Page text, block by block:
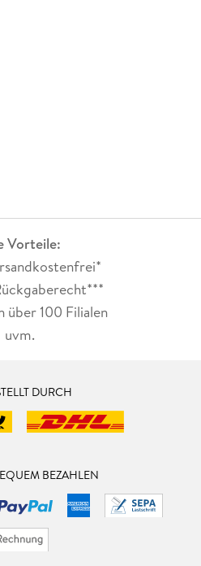
Vorteile:
über 100 Filialen
uvm.
DURCH
BEZAHLEN